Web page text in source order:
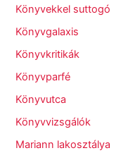
Könyvekkel suttogó
Könyvgalaxis
Könyvkritikák
Könyvparfé
Könyvutca
Könyvvizsgálók
Mariann lakosztálya